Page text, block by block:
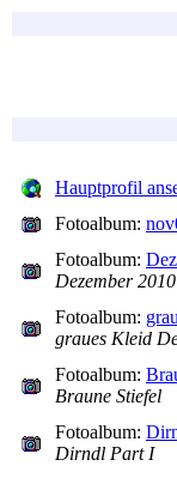
Hauptprofil
Fotoalbum:
Fotoalbum:
Dezember 2010
Fotoalbum:
graues Kleid
Fotoalbum:
Braune Stiefel
Fotoalbum:
Dirndl Part I